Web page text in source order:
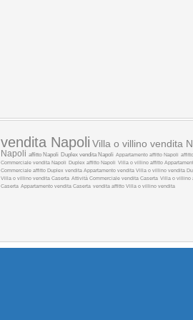
vendita Napoli Villa o villino vendita
Napoli affitto Napoli Duplex vendita Napoli Appartamento affitto Napoli affitto
Commerciale vendita Napoli
Duplex affitto Napoli Villa o villino affitto
Commerciale affitto Duplex vendita Appartamento vendita Villa o villino vendita
Villa o villino vendita Caserta Attività Commerciale vendita Caserta Villa o villino
Caserta Appartamento vendita Caserta vendita affitto Villa o villino vendita